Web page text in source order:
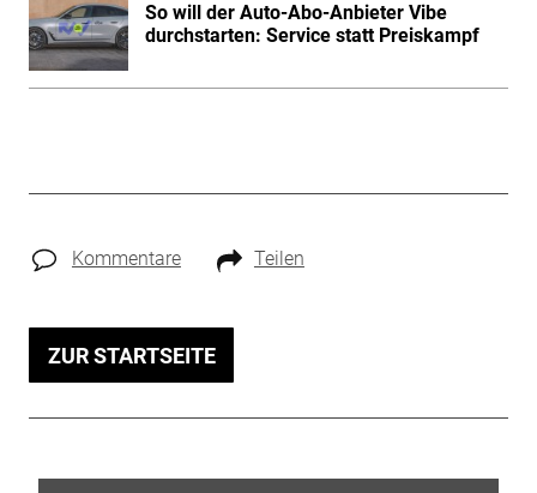
So will der Auto-Abo-Anbieter Vibe
durchstarten: Service statt Preiskampf
Kommentare Teilen
ZUR STARTSEITE